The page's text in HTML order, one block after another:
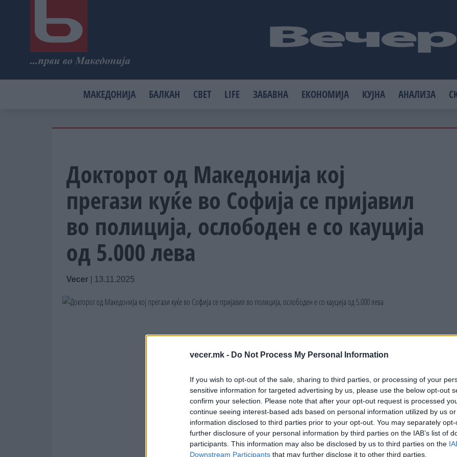
vecer.mk - Do Not Process My Personal Information
If you wish to opt-out of the sale, sharing to third parties, or processing of your
sensitive information for targeted advertising by us, please use the below opt-out
confirm your selection. Please note that after your opt-out request is processed
continue seeing interest-based ads based on personal information utilized by us
information disclosed to third parties prior to your opt-out. You may separately
further disclosure of your personal information by third parties on the IAB’s list of
participants. This information may also be disclosed by us to third parties on the
Downstream Participants that may further disclose it to other third parties.
МАКЕДОНИЈА БАЛКАН СВЕТ LIFE ЗАБАВНА ЕКОНОМИЈА КУЈНА АНАЛИЗА
Докторот од Македонија кој
прегази куќе во Софија се пријавил
во полиција, ослободен е со кауција
од 5.000 лева
Vecer 13.11.2025